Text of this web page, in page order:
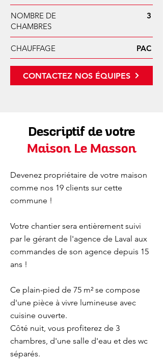
NOMBRE DE
CHAMBRES
3
CHAUFFAGE PAC
CONTACTEZ NOS ÉQUIPES
Descriptif de votre
Maison Le Masson
Devenez propriétaire de votre maison
comme nos 19 clients sur cette
commune !
Votre chantier sera entièrement suivi
par le gérant de l'agence de Laval aux
commandes de son agence depuis 15
ans !
Ce plain-pied de 75 m² se compose
d'une pièce à vivre lumineuse avec
cuisine ouverte.
Côté nuit, vous profiterez de 3
chambres, d'une salle d'eau et des wc
séparés.